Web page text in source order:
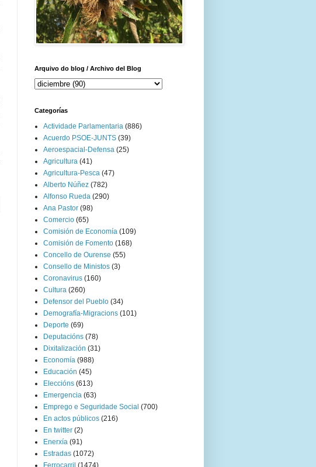
Arquivo do blog / Archivo del Blog
Categorías
Actividade Parlamentaria (886)
Acuerdo PSOE-JUNTS (39)
Aeroespacial-Defensa (25)
Agricultura (41)
Agricultura-Pesca (47)
Alberto Núñez (782)
Alfonso Rueda (290)
Ana Pastor (98)
Comercio (65)
Comisión de Economía (109)
Comisión de Fomento (168)
Concello de Ourense (55)
Consello de Ministos (3)
Coronavirus (160)
Cultura (260)
Defensor del Pueblo (34)
Demografía-Migracions (101)
Deporte (69)
Deputacións (78)
Dixitalización (31)
Economía (988)
Educación (45)
Eleccións (613)
Emergencia (63)
Emprego e Seguridade Social (700)
En actos públicos (216)
En twitter (2)
Enerxía (91)
Estradas (1072)
Ferrocarril (1474)